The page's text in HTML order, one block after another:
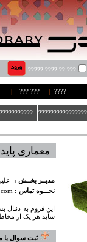
??? ?? ???? ?????
????
??? ???
??????????????????
معماری
مدیــر بخــش :
نحـــوه تماس :
این فروم به
شاید هر یک از
ثبت سوال یا